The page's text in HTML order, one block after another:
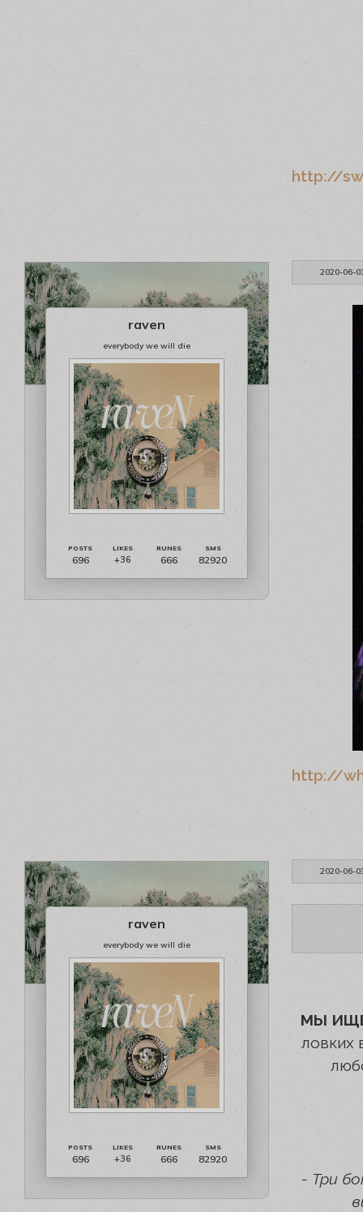
http://
2020-06-
raven
everybody we will die
696 +36 666 82920
http://
2020-06-
raven
everybody we will die
696 +36 666 82920
МЫ
ловких
- Три